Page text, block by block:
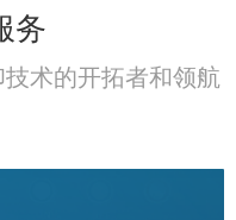
务
术的开拓者和领航